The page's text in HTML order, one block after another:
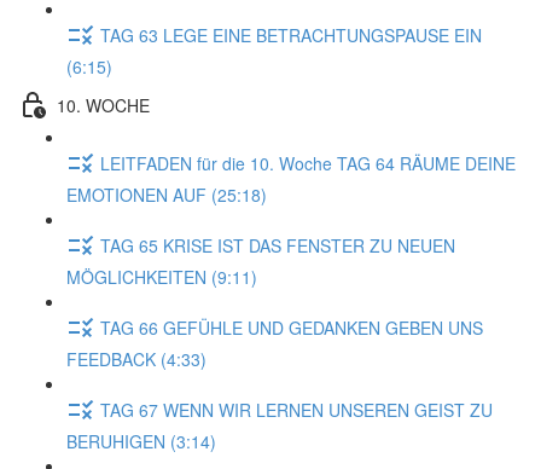
TAG 63 LEGE EINE BETRACHTUNGSPAUSE EIN
(6:15)
10. WOCHE
LEITFADEN für die 10. Woche TAG 64 RÄUME DEINE
EMOTIONEN AUF (25:18)
TAG 65 KRISE IST DAS FENSTER ZU NEUEN
MÖGLICHKEITEN (9:11)
TAG 66 GEFÜHLE UND GEDANKEN GEBEN UNS
FEEDBACK (4:33)
TAG 67 WENN WIR LERNEN UNSEREN GEIST ZU
BERUHIGEN (3:14)